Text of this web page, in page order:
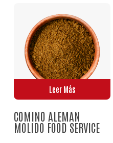
Leer Más
COMINO ALEMAN
MOLIDO FOOD SERVICE